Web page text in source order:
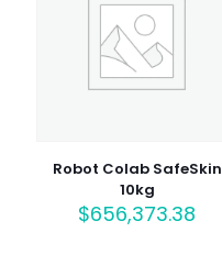
Robot Colab SafeSkin
10kg
$656,373.38